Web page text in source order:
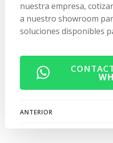
nuestra empresa,
a nuestro showroom
soluciones disponibles
Navegación
de
ANTERIOR